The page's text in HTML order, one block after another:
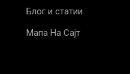
Блог и статии
Мапа На Сајт